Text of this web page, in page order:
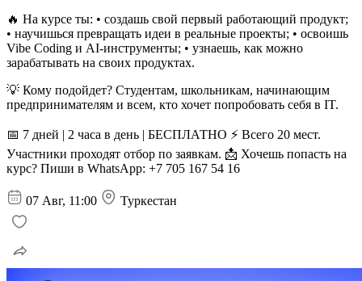
🔥 На курсе ты: • создашь свой первый работающий продукт;
• научишься превращать идеи в реальные проекты; • освоишь
Vibe Coding и AI-инструменты; • узнаешь, как можно
зарабатывать на своих продуктах.
💡 Кому подойдет? Студентам, школьникам, начинающим
предпринимателям и всем, кто хочет попробовать себя в IT.
📅 7 дней | 2 часа в день | БЕСПЛАТНО ⚡ Всего 20 мест.
Участники проходят отбор по заявкам. 📩 Хочешь попасть на
курс? Пиши в WhatsApp: +7 705 167 54 16
07 Авг, 11:00 Туркестан